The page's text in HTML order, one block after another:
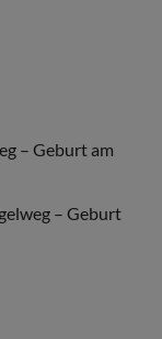
– Geburt am
– Geburt